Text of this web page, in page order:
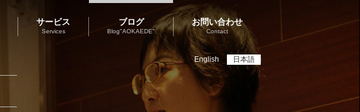
English 日本語
サービス
Services
ブログ
Blog"AOKAEDE"
お問い合わせ
Contact